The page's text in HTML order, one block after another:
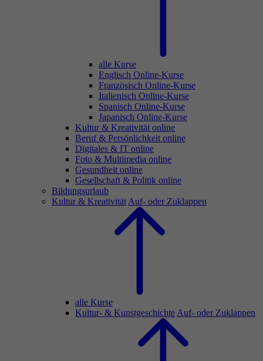
alle Kurse
Englisch Online-Kurse
Französisch Online-Kurse
Italienisch Online-Kurse
Spanisch Online-Kurse
Japanisch Online-Kurse
Kultur & Kreativität online
Beruf & Persönlichkeit online
Digitales & IT online
Foto & Multimedia online
Gesundheit online
Gesellschaft & Politik online
Bildungsurlaub
Kultur & Kreativität Auf- oder Zuklappen
alle Kurse
Kultur- & Kunstgeschichte Auf- oder Zuklappen